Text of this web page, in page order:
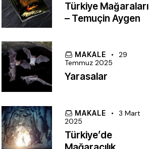
Türkiye Mağaraları
– Temuçin Aygen
MAKALE
29
Temmuz 2025
Yarasalar
MAKALE
3 Mart
2025
Türkiye’de